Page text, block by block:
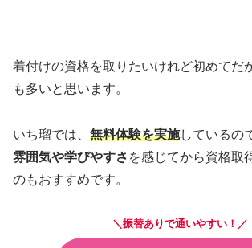
着付けの資格を取りたいけれど初めてだ
も多いと思います。
いち瑠では、 無料体験を実施しているの
雰囲気や学びやすさ を感じてから資格取
のもおすすめです。
＼振替ありで通いやすい！ ／